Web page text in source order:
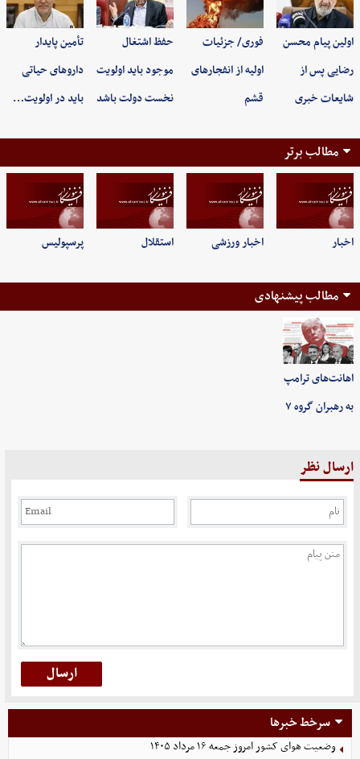
اولین پیام محسن
رضایی پس از
شایعات خبری
فوری/ جزئیات
اولیه از انفجارهای
قشم
حفظ اشتغال
موجود باید اولویت
نخست دولت باشد
تأمین پایدار
داروهای حیاتی
باید در اولویت…
مطالب برتر
اخبار اخبار ورزشی استقلال پرسپولیس
مطالب پیشنهادی
اهانت‌های ترامپ
به رهبران گروه ۷
ارسال نظر
سرخط خبرها
وضعیت هوای کشور امروز جمعه ۱۶ مرداد ۱۴۰۵